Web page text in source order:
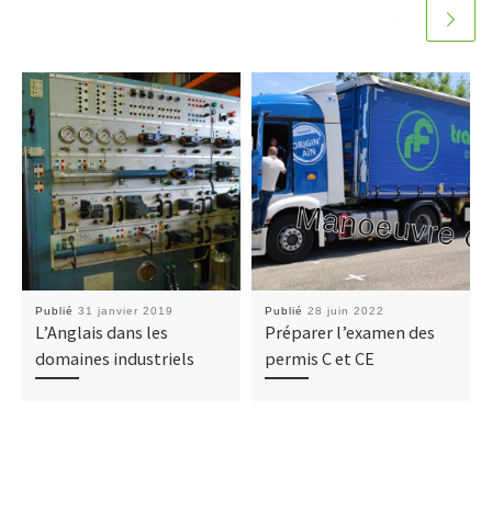
Publié 31 janvier 2019
L’Anglais dans les
domaines industriels
Publié 28 juin 2022
Préparer l’examen des
permis C et CE